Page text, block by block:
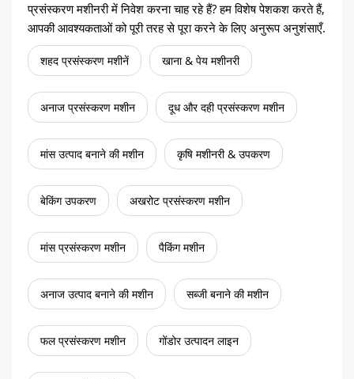
प्रसंस्करण मशीनरी में निवेश करना चाह रहे हैं? हम विशेष पेशकश करते हैं,
आपकी आवश्यकताओं को पूरी तरह से पूरा करने के लिए अनुरूप अनुशंसाएँ.
शहद प्रसंस्करण मशीनें खाना & पेय मशीनरी
अनाज प्रसंस्करण मशीन दूध और दही प्रसंस्करण मशीन
मांस उत्पाद बनाने की मशीन कृषि मशीनरी & उपकरण
बेकिंग उपकरण अखरोट प्रसंस्करण मशीन
मांस प्रसंस्करण मशीन पैकिंग मशीन
अनाज उत्पाद बनाने की मशीन सब्जी बनाने की मशीन
फल प्रसंस्करण मशीन गोंडोर उत्पादन लाइन